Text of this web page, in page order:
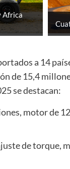
Africa
a 14
de 15,4
se destacan:
motor de
de torque,